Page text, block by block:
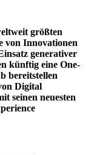
größten
von Innovationen
generativer
künftig eine One-
bereitstellen
Digital
seinen neuesten